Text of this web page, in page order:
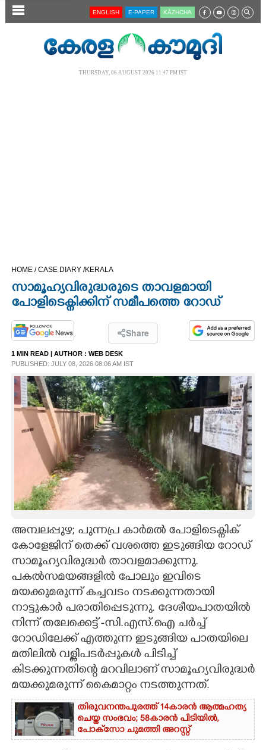
SECTIONS
LIFESTYLE
SPIRITUAL
INFO+
CARTOONS
LITERATURE
ZOOM
CONTACT US
ENGLISH E-PAPER KĀZHCHA
THURSDAY, 06 AUGUST 2026 11.47 PM IST
HOME /CASE DIARY /KERALA
സാമൂഹ്യവിരുദ്ധരുടെ താവളമായി
പോളിടെക്നിക്കിന് സമീപത്തെ റോഡ്
Share
1 MIN READ | AUTHOR : WEB DESK
PUBLISHED: JULY 08, 2026 08:06 AM IST
അമ്പലപ്പുഴ; പുന്നപ്ര കാർമൽ പോളിടെക്നിക്
കോളേജിന് തെക്ക് വശത്തെ ഇടുങ്ങിയ റോഡ്
സാമൂഹ്യവിരുദ്ധർ താവളമാക്കുന്നു.
പകൽസമയങ്ങളിൽ പോലും ഇവിടെ
മയക്കുമരുന്ന് കച്ചവടം നടക്കുന്നതായി
നാട്ടുകാർ പരാതിപ്പെടുന്നു. ദേശീയപാതയിൽ
നിന്ന് തലേക്കെട്ട് -സി.എസ്.ഐ ചർച്ച്
റോഡിലേക്ക് എത്തുന്ന ഇടുങ്ങിയ പാതയിലെ
മതിലിൽ വള്ളിപടർപ്പുകൾ പിടിച്ച്
കിടക്കുന്നതിന്റെ മറവിലാണ് സാമൂഹ്യവിരുദ്ധർ
മയക്കുമരുന്ന് കൈമാറ്റം നടത്തുന്നത്.
തിരുവനന്തപുരത്ത് 14കാരൻ ആത്മഹത്യ
ചെയ്ത സംഭവം; 58കാരൻ പിടിയിൽ,
പോക്‌സോ ചുമത്തി അറസ്റ്റ്